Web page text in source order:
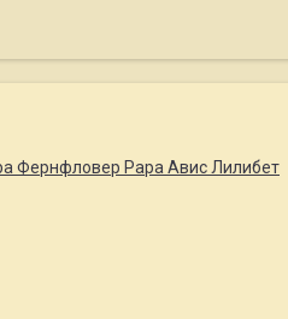
Фернфловер Рара Авис Лилибет